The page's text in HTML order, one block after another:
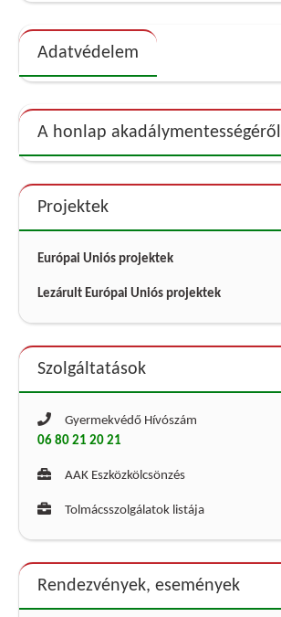
Adatvédelem
A honlap akadálymentességéről
Projektek
Európai Uniós projektek
Lezárult Európai Uniós projektek
Szolgáltatások
Gyermekvédő Hívószám
06 80 21 20 21
AAK Eszközkölcsönzés
Tolmácsszolgálatok listája
Rendezvények, események